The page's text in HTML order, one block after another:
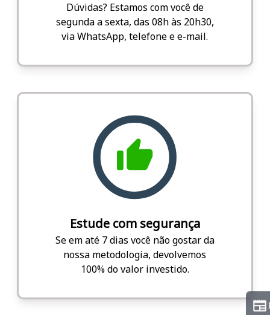
Dúvidas? Estamos com você de
segunda a sexta, das 08h às 20h30,
via WhatsApp, telefone e e-mail.
Estude com segurança
Se em até 7 dias você não gostar da
nossa metodologia, devolvemos
100% do valor investido.